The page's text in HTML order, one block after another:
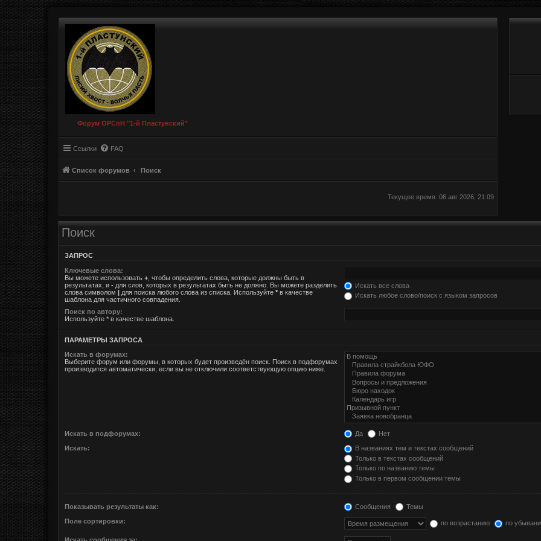
Форум ОРСпН "1-й Пластунский"
Ссылки FAQ
Список форумов Поиск
Текущее время: 06 авг 2026, 21:09
Поиск
ЗАПРОС
Ключевые слова:
Вы можете использовать + , чтобы определить слова, которые должны быть в
результатах, и - для слов, которых в результатах быть не должно. Вы можете разделить
слова символом | для поиска любого слова из списка. Используйте * в качестве
шаблона для частичного совпадения.
Искать все слова
Искать любое слово/поиск с языком запросов
Поиск по автору:
Используйте * в качестве шаблона.
ПАРАМЕТРЫ ЗАПРОСА
Искать в форумах:
Выберите форум или форумы, в которых будет произведён поиск. Поиск в подфорумах
производится автоматически, если вы не отключили соответствующую опцию ниже.
Искать в подфорумах: Да Нет
Искать:
В названиях тем и текстах сообщений
Только в текстах сообщений
Только по названию темы
Только в первом сообщении темы
Показывать результаты как: Сообщения Темы
Поле сортировки: по возрастанию по